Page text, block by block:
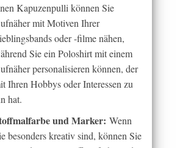
Kapuzenpulli können Sie
mit Motiven Ihrer
oder -filme nähen,
Sie ein Poloshirt mit einem
personalisieren können, der
Ihren Hobbys oder Interessen zu
hat.
und Marker: Wenn
besonders kreativ sind, können Sie